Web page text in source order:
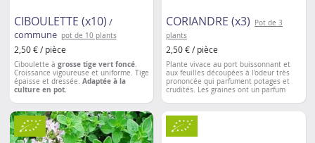
CIBOULETTE (x10) /
commune pot de 10 plants
2,50 € / pièce
Ciboulette à grosse tige vert foncé.
Croissance vigoureuse et uniforme. Tige
épaisse et dressée. Adaptée à la
culture en pot.
CORIANDRE (x3)
Pot de 3
plants
2,50 € / pièce
Plante vivace au port buissonnant et
aux feuilles découpées à l'odeur très
prononcée qui parfument potages et
crudités. Les graines ont un parfum